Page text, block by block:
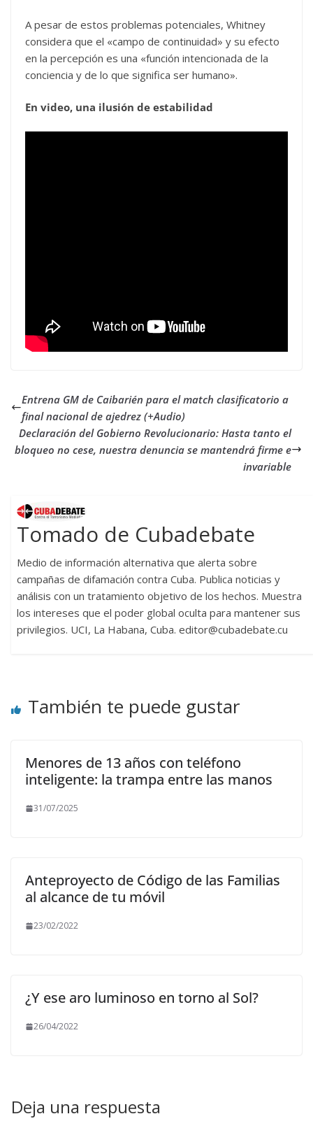
A pesar de estos problemas potenciales, Whitney
considera que el «campo de continuidad» y su efecto
en la percepción es una «función intencionada de la
conciencia y de lo que significa ser humano».
En video, una ilusión de estabilidad
Entrena GM de Caibarién para el match clasificatorio a
final nacional de ajedrez (+Audio)
Declaración del Gobierno Revolucionario: Hasta tanto el
bloqueo no cese, nuestra denuncia se mantendrá firme e
invariable
Tomado de Cubadebate
Medio de información alternativa que alerta sobre
campañas de difamación contra Cuba. Publica noticias y
análisis con un tratamiento objetivo de los hechos. Muestra
los intereses que el poder global oculta para mantener sus
privilegios. UCI, La Habana, Cuba. editor@cubadebate.cu
También te puede gustar
Menores de 13 años con teléfono
inteligente: la trampa entre las manos
31/07/2025
Anteproyecto de Código de las Familias
al alcance de tu móvil
23/02/2022
¿Y ese aro luminoso en torno al Sol?
26/04/2022
Deja una respuesta